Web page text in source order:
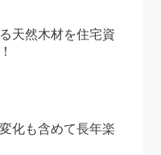
天然木材を住宅資
化も含めて長年楽